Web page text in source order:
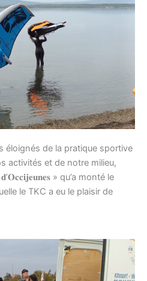
éloignés de la pratique sportive
activités et de notre milieu,
» qu’a monté le
le TKC a eu le plaisir de